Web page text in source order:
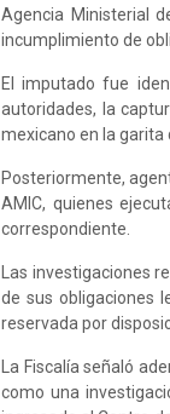
Agencia Ministerial
incumplimiento de
El imputado fue
autoridades, la
mexicano en la garita
Posteriormente,
AMIC, quienes
correspondiente.
Las investigaciones
de sus obligaciones
reservada por
La Fiscalía señaló
como una